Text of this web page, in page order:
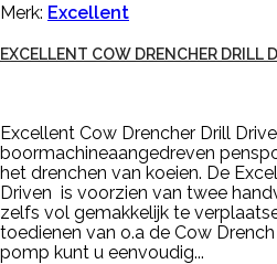
Merk: Excellent
EXCELLENT COW DRENCHER DRILL
Excellent Cow Drencher Drill
boormachineaangedreven
het drenchen van koeien. De
Driven is voorzien van twee
zelfs vol gemakkelijk te
toedienen van o.a de Cow
pomp kunt u eenvoudig...